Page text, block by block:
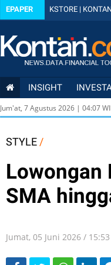
EPAPER KSTORE |
INSIGHT
Jum'at, 7 Agustus 2026 | 04:07
STYLE /
Lowongan
SMA
Jumat, 05 Juni 2026 / 15:53